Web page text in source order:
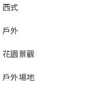
西式
戶外
花園景觀
戶外場地